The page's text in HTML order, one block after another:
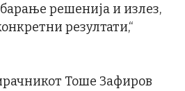
решенија и излез,
резултати,“
Тоше Зафиров